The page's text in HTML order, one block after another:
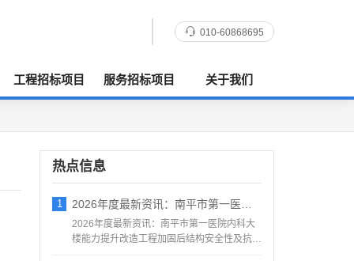
010-60868695
工程招标项目 服务招标项目 关于我们
热点信息
1 2026年度最新资讯：南平市第一医院内科
2026年度最新资讯：南平市第一医院内科大
楼能力提升改造工程加固后结构安全性及抗震